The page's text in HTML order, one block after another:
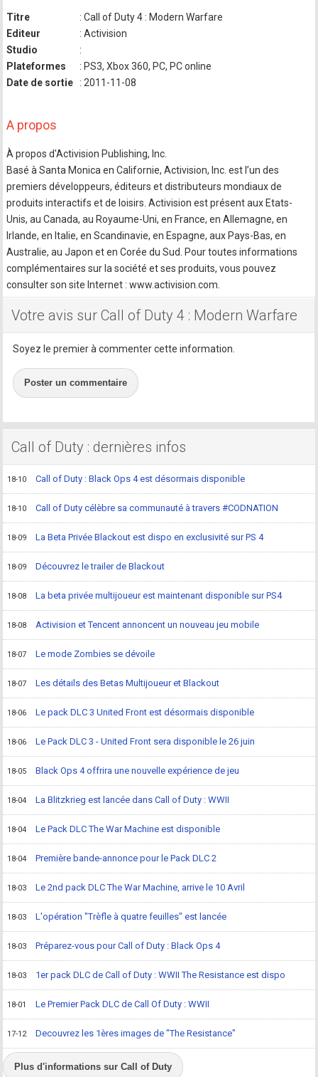
Titre
: Call of Duty 4 : Modern Warfare
Editeur
: Activision
Studio
:
Plateformes
: PS3, Xbox 360, PC, PC online
Date de sortie
: 2011-11-08
A propos
À propos d'Activision Publishing, Inc.
Basé à Santa Monica en Californie, Activision, Inc. est l’un des
premiers développeurs, éditeurs et distributeurs mondiaux de
produits interactifs et de loisirs. Activision est présent aux Etats-
Unis, au Canada, au Royaume-Uni, en France, en Allemagne, en
Irlande, en Italie, en Scandinavie, en Espagne, aux Pays-Bas, en
Australie, au Japon et en Corée du Sud. Pour toutes informations
complémentaires sur la société et ses produits, vous pouvez
consulter son site Internet : www.activision.com.
Votre avis sur Call of Duty 4 : Modern Warfare
Soyez le premier à commenter cette information.
Poster un commentaire
Call of Duty : dernières infos
18-10 Call of Duty : Black Ops 4 est désormais disponible
18-10 Call of Duty célèbre sa communauté à travers #CODNATION
18-09 La Beta Privée Blackout est dispo en exclusivité sur PS 4
18-09 Découvrez le trailer de Blackout
18-08 La beta privée multijoueur est maintenant disponible sur PS4
18-08 Activision et Tencent annoncent un nouveau jeu mobile
18-07 Le mode Zombies se dévoile
18-07 Les détails des Betas Multijoueur et Blackout
18-06 Le pack DLC 3 United Front est désormais disponible
18-06 Le Pack DLC 3 - United Front sera disponible le 26 juin
18-05 Black Ops 4 offrira une nouvelle expérience de jeu
18-04 La Blitzkrieg est lancée dans Call of Duty : WWII
18-04 Le Pack DLC The War Machine est disponible
18-04 Première bande-annonce pour le Pack DLC 2
18-03 Le 2nd pack DLC The War Machine, arrive le 10 Avril
18-03 L'opération "Trèfle à quatre feuilles" est lancée
18-03 Préparez-vous pour Call of Duty : Black Ops 4
18-03 1er pack DLC de Call of Duty : WWII The Resistance est dispo
18-01 Le Premier Pack DLC de Call Of Duty : WWII
17-12 Decouvrez les 1ères images de "The Resistance"
Plus d'informations sur Call of Duty